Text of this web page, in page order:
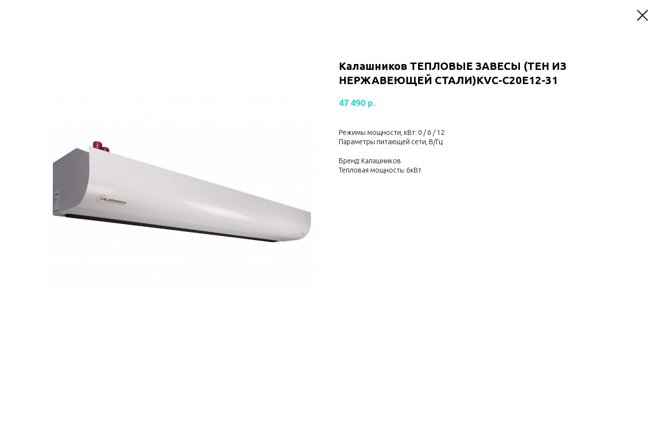
Калашников ТЕПЛОВЫЕ ЗАВЕСЫ (ТЕН ИЗ
НЕРЖАВЕЮЩЕЙ СТАЛИ)KVС-C20E12-31
47 490 р.
Режимы мощности, кВт: 0 / 6 / 12
Параметры питающей сети, В/Гц:
Бренд: Калашников
Тепловая мощность: 6кВт